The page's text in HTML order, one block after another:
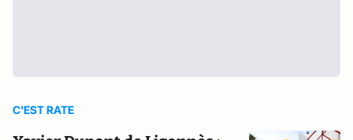
C'EST RATE